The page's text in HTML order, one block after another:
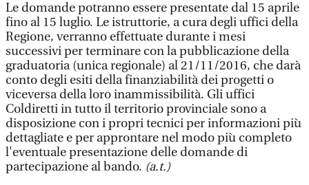
Le domande potranno essere presentate dal 15 aprile
fino al 15 luglio. Le istruttorie, a cura degli uffici della
Regione, verranno effettuate durante i mesi
successivi per terminare con la pubblicazione della
graduatoria (unica regionale) al 21/11/2016, che darà
conto degli esiti della finanziabilità dei progetti o
viceversa della loro inammissibilità. Gli uffici
Coldiretti in tutto il territorio provinciale sono a
disposizione con i propri tecnici per informazioni più
dettagliate e per approntare nel modo più completo
l'eventuale presentazione delle domande di
partecipazione al bando. (a.t.)